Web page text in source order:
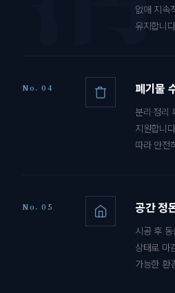
없애 지속
유지합니
No. 04 폐기물
분리·정
지원합니
따라 안전
No. 05 공간 정
시공 후
상태로 마
가능한 환